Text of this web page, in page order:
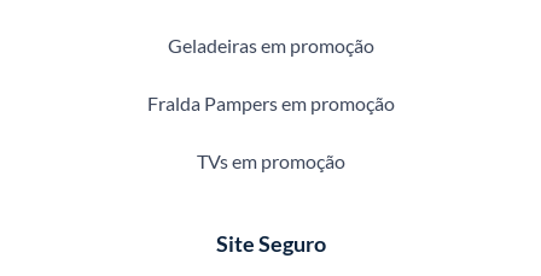
Geladeiras em promoção
Fralda Pampers em promoção
TVs em promoção
Site Seguro